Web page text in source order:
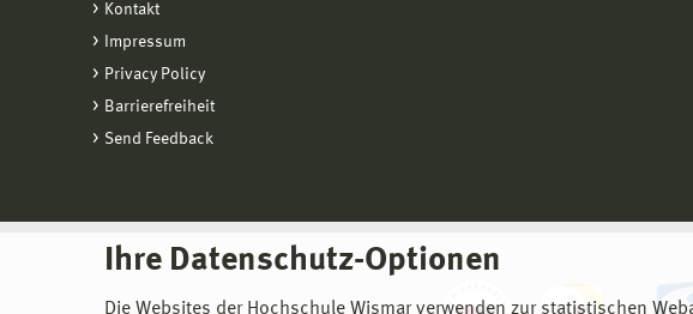
Ihre Datenschutz-Optionen
Die Websites der Hochschule Wismar verwenden zur statistischen
Kontakt
Impressum
Privacy Policy
Barrierefreiheit
Send Feedback